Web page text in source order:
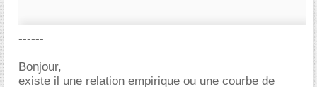
------
Bonjour,
existe il une relation empirique ou une courbe de